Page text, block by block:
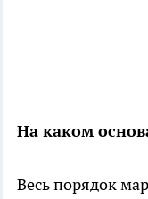
На каком
Весь порядок